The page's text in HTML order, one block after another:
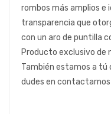
rombos más amplios e
transparencia que
con un aro de puntilla
Producto exclusivo de
También estamos a tú
dudes en